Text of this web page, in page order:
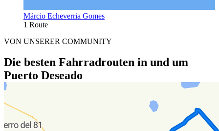
Márcio Echeverria Gomes
1 Route
VON UNSERER COMMUNITY
Die besten Fahrradrouten in und um
Puerto Deseado